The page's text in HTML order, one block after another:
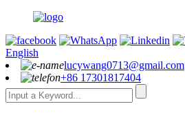
English
lucywang0713@gmail.com
+86 17301817404